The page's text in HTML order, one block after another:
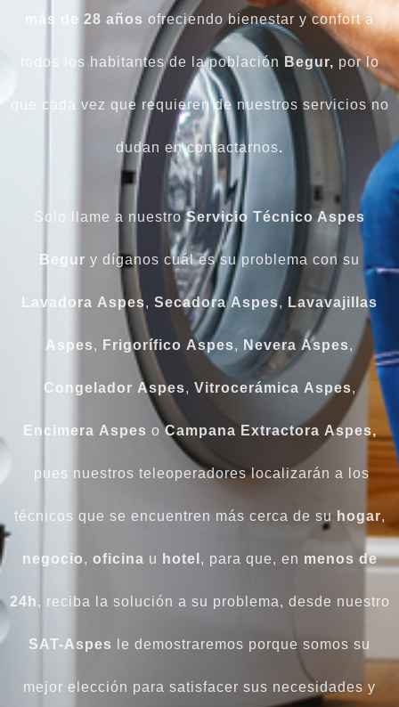
más de 28 años ofreciendo bienestar y confort a
todos los habitantes de la población Begur, por lo
que cada vez que requieren de nuestros servicios no
dudan en contactarnos.
Solo llame a nuestroServicio Técnico Aspes
Begur y díganos cuál es su problema con su
Lavadora Aspes, Secadora Aspes, Lavavajillas
Aspes, Frigorífico Aspes, Nevera Aspes,
Congelador Aspes, Vitrocerámica Aspes,
Encimera Aspes oCampana Extractora Aspes,
pues nuestros teleoperadores localizarán a los
técnicos que se encuentren más cerca de su hogar,
negocio, oficina u hotel , para que, en menos de
24h, reciba la solución a su problema, desde nuestro
SAT-Aspes le demostraremos porque somos su
mejor elección para satisfacer sus necesidades y